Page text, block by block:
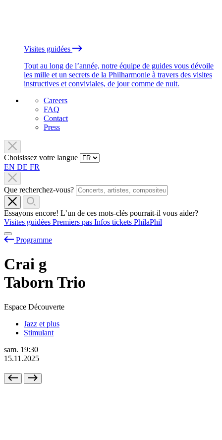
Visites guidées
Tout au long de l’année, notre équipe de guides vous dévoile
les mille et un secrets de la Philharmonie à travers des visites
instructives et conviviales, de jour comme de nuit.
Careers
FAQ
Contact
Press
Choisissez votre langue
EN DE FR
Que recherchez-vous?
Essayons encore! L’un de ces mots-clés pourrait-il vous aider?
Visites guidées Premiers pas Infos tickets PhilaPhil
Programme
Crai g
Taborn Trio
Espace Découverte
Jazz et plus
Stimulant
sam. 19:30
15.11.2025